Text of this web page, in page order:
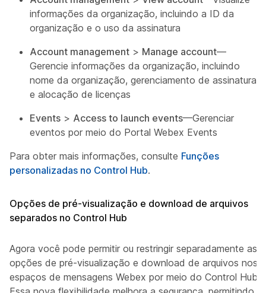
informações da organização, incluindo a ID da
organização e o uso da assinatura
Account management > Manage account—
Gerencie informações da organização, incluindo
nome da organização, gerenciamento de assinatura
e alocação de licenças
Events > Access to launch events—Gerenciar
eventos por meio do Portal Webex Events
Para obter mais informações, consulte Funções
personalizadas no Control Hub.
Opções de pré-visualização e download de arquivos
separados no Control Hub
Agora você pode permitir ou restringir separadamente as
opções de pré-visualização e download de arquivos nos
espaços de mensagens Webex por meio do Control Hub.